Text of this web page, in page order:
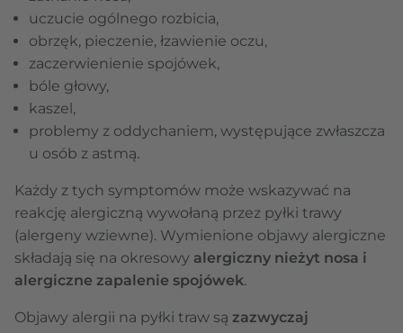
uczucie ogólnego rozbicia,
obrzęk, pieczenie, łzawienie oczu,
zaczerwienienie spojówek,
bóle głowy,
kaszel,
problemy z oddychaniem, występujące zwłaszcza
u osób z astmą.
Każdy z tych symptomów może wskazywać na
reakcję alergiczną wywołaną przez pyłki trawy
(alergeny wziewne). Wymienione objawy alergiczne
składają się na okresowy alergiczny nieżyt nosa i
alergiczne zapalenie spojówek.
Objawy alergii na pyłki traw są zazwyczaj